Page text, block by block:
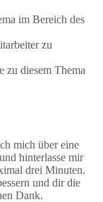
im Bereich des
zu
zu diesem Thema
mich über eine
hinterlasse mir
drei Minuten.
und dir die
Dank.